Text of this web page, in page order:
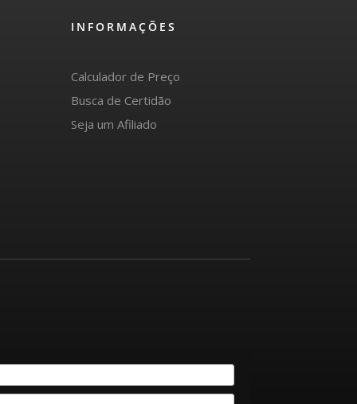
INFORMAÇÕES
Calculador de Preço
Busca de Certidão
Seja um Afiliado